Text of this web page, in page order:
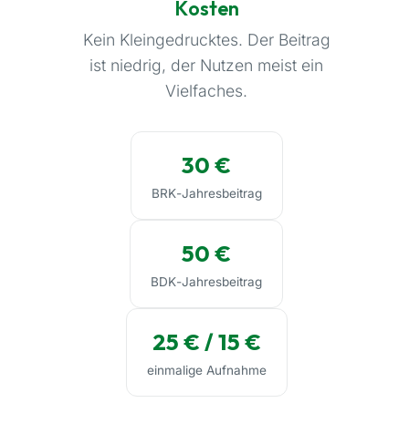
Kosten
Kein Kleingedrucktes. Der Beitrag
ist niedrig, der Nutzen meist ein
Vielfaches.
30 €
BRK-Jahresbeitrag
50 €
BDK-Jahresbeitrag
25 € / 15 €
einmalige Aufnahme